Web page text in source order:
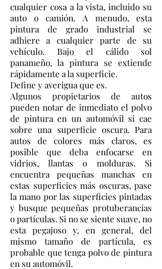
cualquier cosa a la vista, incluido su
auto o camión. A menudo, esta
pintura de grado industrial se
adhiere a cualquier parte de su
vehículo. Bajo el cálido sol
panameño, la pintura se extiende
rápidamente a la superficie.
Define y averigua que es.
Algunos propietarios de autos
pueden notar de inmediato el polvo
de pintura en un automóvil si cae
sobre una superficie oscura. Para
autos de colores más claros, es
posible que deba enfocarse en
vidrios, llantas o molduras. Si
encuentra pequeñas manchas en
estas superficies más oscuras, pase
la mano por las superficies pintadas
y busque pequeñas protuberancias
o partículas. Si no se siente suave, no
esta pegajoso y, en general, del
mismo tamaño de partícula, es
probable que tenga polvo de pintura
en su automóvil.